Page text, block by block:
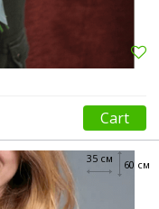
Cart
60 см
35 см